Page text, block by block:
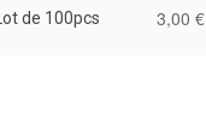
Lot de 100pcs 3,00 €